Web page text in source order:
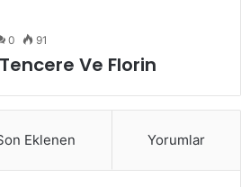
0 91
Ve Florin
Eklenen Yorumlar